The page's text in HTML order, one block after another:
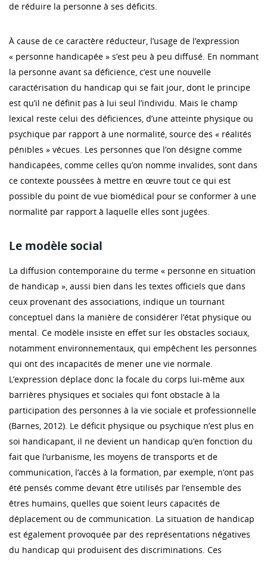
de réduire la personne à ses déficits.
À cause de ce caractère réducteur, l’usage de l’expression
« personne handicapée » s’est peu à peu diffusé. En nommant
la personne avant sa déficience, c’est une nouvelle
caractérisation du handicap qui se fait jour, dont le principe
est qu’il ne définit pas à lui seul l’individu. Mais le champ
lexical reste celui des déficiences, d’une atteinte physique ou
psychique par rapport à une normalité, source des « réalités
pénibles » vécues. Les personnes que l’on désigne comme
handicapées, comme celles qu’on nomme invalides, sont dans
ce contexte poussées à mettre en œuvre tout ce qui est
possible du point de vue biomédical pour se conformer à une
normalité par rapport à laquelle elles sont jugées.
Le modèle social
La diffusion contemporaine du terme « personne en situation
de handicap », aussi bien dans les textes officiels que dans
ceux provenant des associations, indique un tournant
conceptuel dans la manière de considérer l’état physique ou
mental. Ce modèle insiste en effet sur les obstacles sociaux,
notamment environnementaux, qui empêchent les personnes
qui ont des incapacités de mener une vie normale.
L’expression déplace donc la focale du corps lui-même aux
barrières physiques et sociales qui font obstacle à la
participation des personnes à la vie sociale et professionnelle
(Barnes, 2012). Le déficit physique ou psychique n’est plus en
soi handicapant, il ne devient un handicap qu’en fonction du
fait que l’urbanisme, les moyens de transports et de
communication, l’accès à la formation, par exemple, n’ont pas
été pensés comme devant être utilisés par l’ensemble des
êtres humains, quelles que soient leurs capacités de
déplacement ou de communication. La situation de handicap
est également provoquée par des représentations négatives
du handicap qui produisent des discriminations. Ces